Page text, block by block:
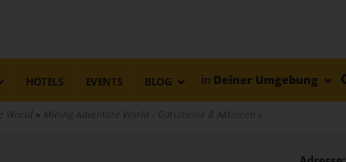
HOTELS EVENTS BLOG in Deiner Umgebung
World Mining Adventure World - Gutscheine & Aktionen